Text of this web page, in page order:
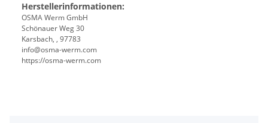
Herstellerinformationen:
OSMA Werm GmbH
Schönauer Weg 30
Karsbach, , 97783
info@osma-werm.com
https://osma-werm.com